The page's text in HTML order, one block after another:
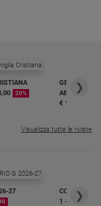
20%
GBABY
€ 16,99
❯
Visualizza tutte le riviste
27
COLLANA
1 - 2
❯